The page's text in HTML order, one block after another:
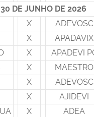
DE JUNHO DE 2026
X
ADEVOSC
X
APADAVIX
X
APADEVI
X
MAESTRO
X
ADEVOSC
X
AJIDEVI
X
ADEA